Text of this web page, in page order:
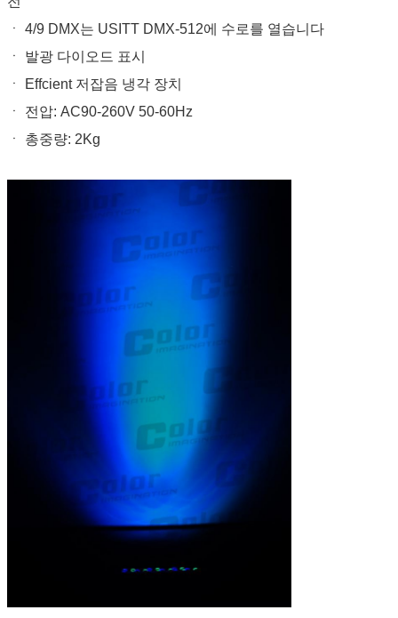
ㆍ 4/9 DMX는 USITT DMX-512에 수로를 열습니다
ㆍ 발광 다이오드 표시
ㆍ Effcient 저잡음 냉각 장치
ㆍ 전압: AC90-260V 50-60Hz
ㆍ 총중량: 2Kg